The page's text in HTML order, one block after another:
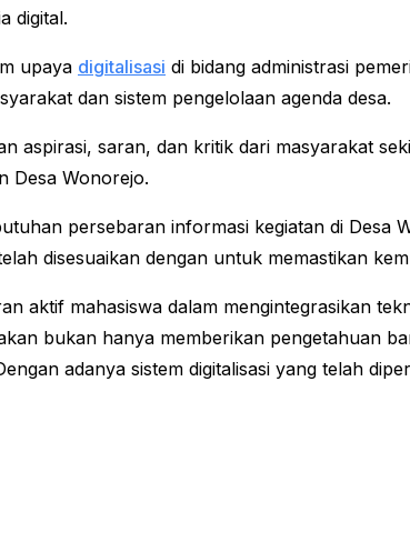
digital.
upaya digitalisasi di bidang administrasi
dan sistem pengelolaan agenda desa.
aspirasi, saran, dan kritik dari masyarakat
Desa Wonorejo.
persebaran informasi kegiatan di Desa
disesuaikan dengan untuk memastikan
aktif mahasiswa dalam mengintegrasikan
bukan hanya memberikan pengetahuan
adanya sistem digitalisasi yang telah